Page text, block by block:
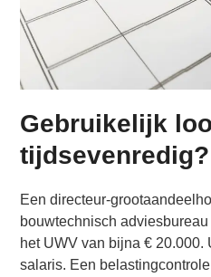
Gebruikelijk
tijdsevenredig?
Een directeur-
bouwtechnisch
het UWV van bijna €
salaris. Een